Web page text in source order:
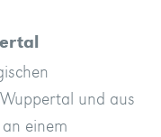
und aus
an einem